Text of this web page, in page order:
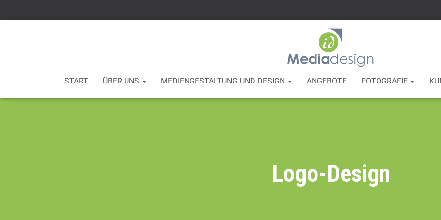
START ÜBER UNS MEDIENGESTALTUNG UND DESIGN ANGEBOTE FOTOGRAFIE
Logo-Design